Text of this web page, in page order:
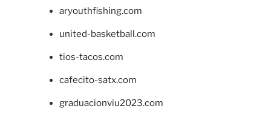
aryouthfishing.com
united-basketball.com
tios-tacos.com
cafecito-satx.com
graduacionviu2023.com